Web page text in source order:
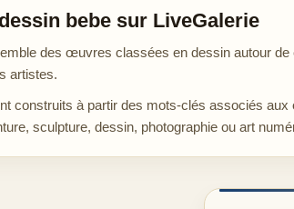
bebe sur LiveGalerie
des œuvres classées en dessin autour
artistes.
construits à partir des mots-clés associés
sculpture, dessin, photographie ou art